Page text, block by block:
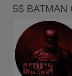
5$ BATMAN